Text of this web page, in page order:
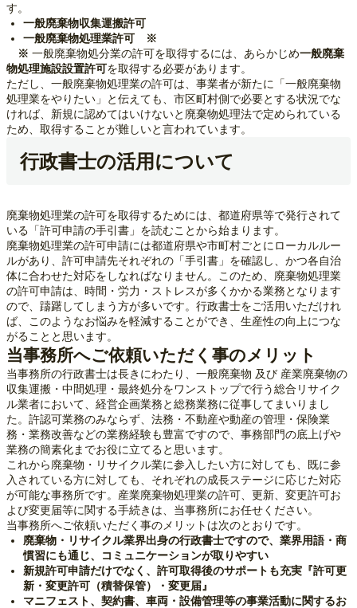
す。
一般廃棄物収集運搬許可
一般廃棄物処理業許可 ※
※ 一般廃棄物処分業の許可を取得するには、あらかじめ一般廃棄
物処理施設設置許可を取得する必要があります。
ただし、一般廃棄物処理業の許可は、事業者が新たに「一般廃棄物
処理業をやりたい」と伝えても、市区町村側で必要とする状況でな
ければ、新規に認めてはいけないと廃棄物処理法で定められている
ため、取得することが難しいと言われています。
行政書士の活用について
廃棄物処理業の許可を取得するためには、都道府県等で発行されて
いる「許可申請の手引書」を読むことから始まります。
廃棄物処理業の許可申請には都道府県や市町村ごとにローカルルー
ルがあり、許可申請先それぞれの「手引書」を確認し、かつ各自治
体に合わせた対応をしなればなりません。このため、廃棄物処理業
の許可申請は、時間・労力・ストレスが多くかかる業務となります
ので、躊躇してしまう方が多いです。行政書士をご活用いただけれ
ば、このようなお悩みを軽減することができ、生産性の向上につな
がることと思います。
当事務所へご依頼いただく事のメリット
当事務所の行政書士は長きにわたり、一般廃棄物 及び 産業廃棄物の
収集運搬・中間処理・最終処分をワンストップで行う総合リサイク
ル業者において、経営企画業務と総務業務に従事してまいりまし
た。許認可業務のみならず、法務・不動産や動産の管理・保険業
務・業務改善などの業務経験も豊富ですので、事務部門の底上げや
業務の簡素化までお役に立てると思います。
これから廃棄物・リサイクル業に参入したい方に対しても、既に参
入されている方に対しても、それぞれの成長ステージに応じた対応
が可能な事務所です。産業廃棄物処理業の許可、更新、変更許可お
よび変更届等に関する手続きは、当事務所にお任せください。
当事務所へご依頼いただく事のメリットは次のとおりです。
廃棄物・リサイクル業界出身の行政書士ですので、業界用語・商
慣習にも通じ、コミュニケーションが取りやすい
新規許可申請だけでなく、許可取得後のサポートも充実『許可更
新・変更許可（積替保管）・変更届』
マニフェスト、契約書、車両・設備管理等の事業活動に関するお